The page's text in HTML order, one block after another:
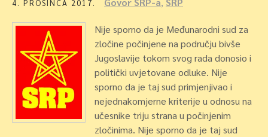
4. PROSINCA 2017.
Nije sporno da je Međunarodni sud za
zločine počinjene na području bivše
Jugoslavije tokom svog rada donosio i
politički uvjetovane odluke. Nije
sporno da je taj sud primjenjivao i
nejednakomjerne kriterije u odnosu na
učesnike triju strana u počinjenim
zločinima. Nije sporno da je taj sud